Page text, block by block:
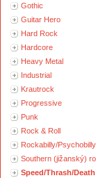
Gothic
Guitar Hero
Hard Rock
Hardcore
Heavy Metal
Industrial
Krautrock
Progressive
Punk
Rock & Roll
Rockabilly/Psychobilly
Southern (jižanský)
Speed/Thrash/